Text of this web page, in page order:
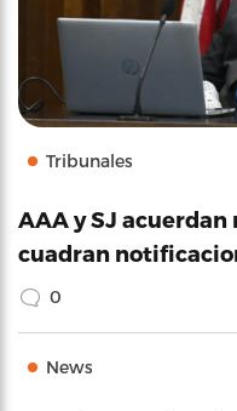
Tribunales
AAA y SJ
cuadran
0
News